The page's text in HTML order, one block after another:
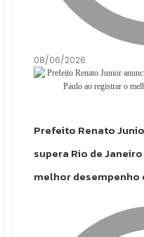
08/06/2026
Prefeito Renato
supera Rio de
melhor desempenho